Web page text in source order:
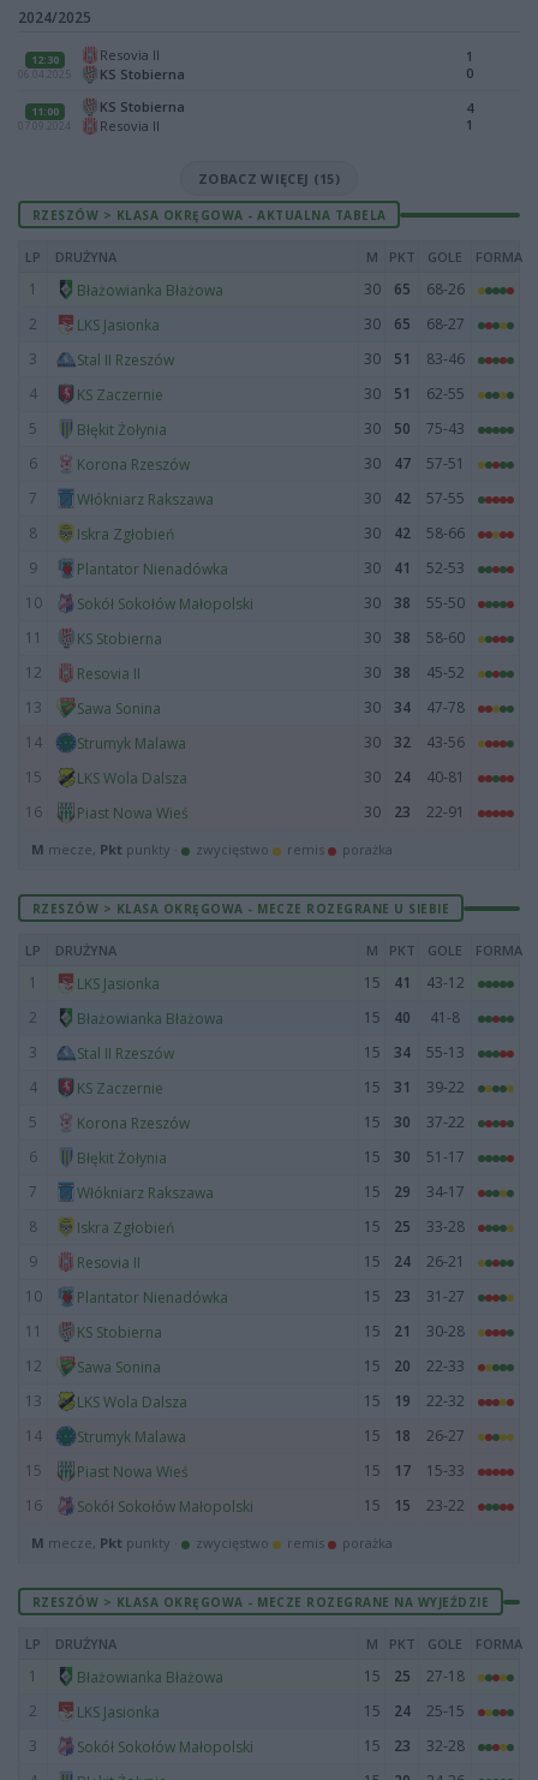
2024/2025
12:30
06.04.2025
Resovia II
KS Stobierna
1
0
11:00
07.09.2024
KS Stobierna
Resovia II
4
1
ZOBACZ WIĘCEJ (15)
RZESZÓW > KLASA OKRĘGOWA - AKTUALNA TABELA
LP DRUŻYNA M PKT GOLE FORMA
1 Błażowianka Błażowa 30 65
68-26
2
LKS Jasionka 30 65
68-27
3
Stal II Rzeszów 30 51
83-46
4
KS Zaczernie 30 51
62-55
5
Błękit Żołynia 30 50
75-43
6
Korona Rzeszów 30 47
57-51
7
Włókniarz Rakszawa 30 42
57-55
8
Iskra Zgłobień 30 42
58-66
9
Plantator Nienadówka 30 41
52-53
10
Sokół Sokołów Małopolski 30 38
55-50
11
KS Stobierna 30 38
58-60
12
Resovia II 30 38
45-52
13
Sawa Sonina 30 34
47-78
14
Strumyk Malawa 30 32
43-56
15
LKS Wola Dalsza 30 24
40-81
16
Piast Nowa Wieś 30 23 22-91
M mecze, Pkt punkty · zwycięstwo remis porażka
RZESZÓW > KLASA OKRĘGOWA - MECZE ROZEGRANE U SIEBIE
LP DRUŻYNA M PKT GOLE FORMA
1 LKS Jasionka 15 41
43-12
2
Błażowianka Błażowa 15 40
41-8
3
Stal II Rzeszów 15 34
55-13
4
KS Zaczernie 15 31
39-22
5
Korona Rzeszów 15 30
37-22
6
Błękit Żołynia 15 30
51-17
7
Włókniarz Rakszawa 15 29
34-17
8
Iskra Zgłobień 15 25
33-28
9
Resovia II 15 24
26-21
10
Plantator Nienadówka 15 23
31-27
11
KS Stobierna 15 21
30-28
12
Sawa Sonina 15 20
22-33
13
LKS Wola Dalsza 15 19
22-32
14
Strumyk Malawa 15 18
26-27
15
Piast Nowa Wieś 15 17
15-33
16
Sokół Sokołów Małopolski 15 15 23-22
M mecze, Pkt punkty · zwycięstwo remis porażka
RZESZÓW > KLASA OKRĘGOWA - MECZE ROZEGRANE NA WYJEŹDZIE
LP DRUŻYNA M PKT GOLE FORMA
1 Błażowianka Błażowa 15 25
27-18
2
LKS Jasionka 15 24
25-15
3
Sokół Sokołów Małopolski 15 23
32-28